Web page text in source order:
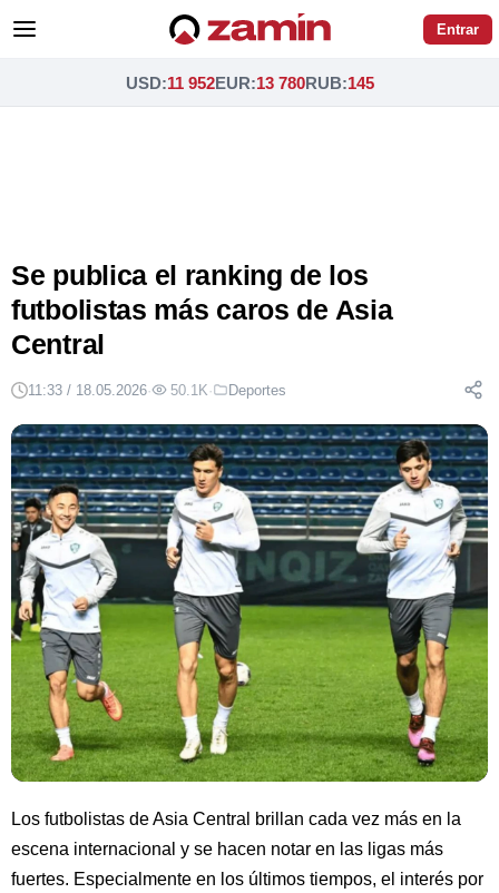
Entrar
USD:11 952EUR:13 780RUB:145
Se publica el ranking de los
futbolistas más caros de Asia
Central
11:33 / 18.05.2026· 50.1K· Deportes
Los futbolistas de Asia Central brillan cada vez más en la
escena internacional y se hacen notar en las ligas más
fuertes. Especialmente en los últimos tiempos, el interés por